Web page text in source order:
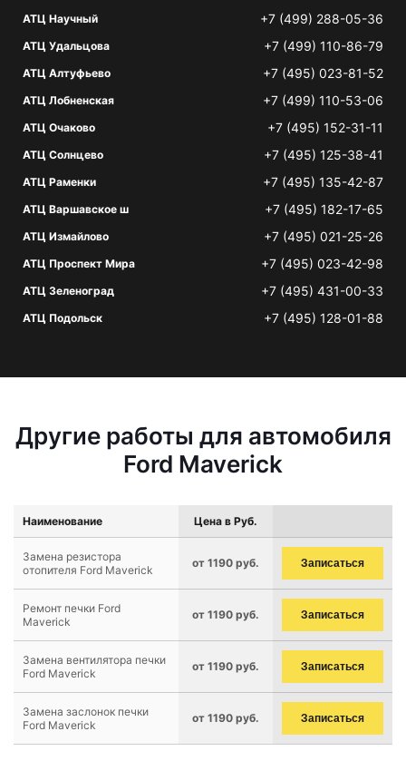
АТЦ Научный +7 (499) 288-05-36
АТЦ Удальцова +7 (499) 110-86-79
АТЦ Алтуфьево +7 (495) 023-81-52
АТЦ Лобненская +7 (499) 110-53-06
АТЦ Очаково +7 (495) 152-31-11
АТЦ Солнцево +7 (495) 125-38-41
АТЦ Раменки +7 (495) 135-42-87
АТЦ Варшавское ш +7 (495) 182-17-65
АТЦ Измайлово +7 (495) 021-25-26
АТЦ Проспект Мира +7 (495) 023-42-98
АТЦ Зеленоград +7 (495) 431-00-33
АТЦ Подольск +7 (495) 128-01-88
Другие работы для автомобиля
Ford Maverick
Наименование Цена в Руб.
Замена резистора
отопителя Ford Maverick
от 1190 руб. Записаться
Ремонт печки Ford
Maverick
от 1190 руб. Записаться
Замена вентилятора печки
Ford Maverick
от 1190 руб. Записаться
Замена заслонок печки
Ford Maverick
от 1190 руб. Записаться